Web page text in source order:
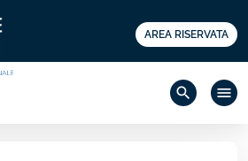
AREA RISERVATA
search menu